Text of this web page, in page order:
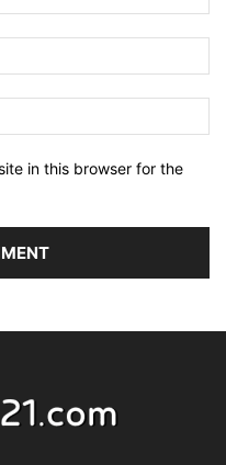
in this browser for the